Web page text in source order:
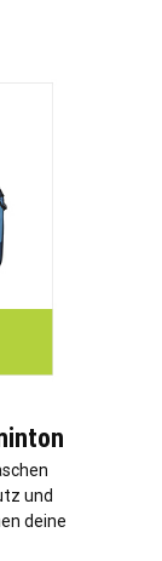
und
deine